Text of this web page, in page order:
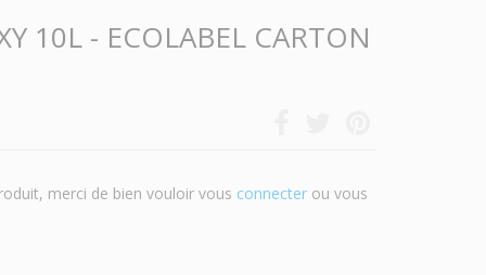
10L - ECOLABEL CARTON
merci de bien vouloir vous connecter ou vous